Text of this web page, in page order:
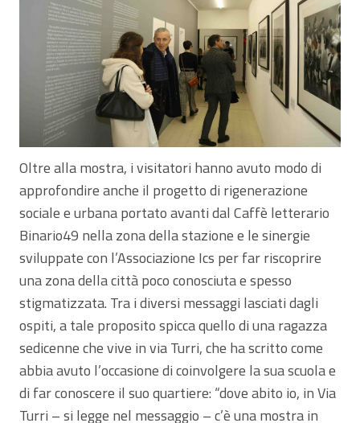
Oltre alla mostra, i visitatori hanno avuto modo di
approfondire anche il progetto di rigenerazione
sociale e urbana portato avanti dal Caffè letterario
Binario49 nella zona della stazione e le sinergie
sviluppate con l’Associazione Ics per far riscoprire
una zona della città poco conosciuta e spesso
stigmatizzata. Tra i diversi messaggi lasciati dagli
ospiti, a tale proposito spicca quello di una ragazza
sedicenne che vive in via Turri, che ha scritto come
abbia avuto l’occasione di coinvolgere la sua scuola e
di far conoscere il suo quartiere: “dove abito io, in Via
Turri – si legge nel messaggio – c’è una mostra in